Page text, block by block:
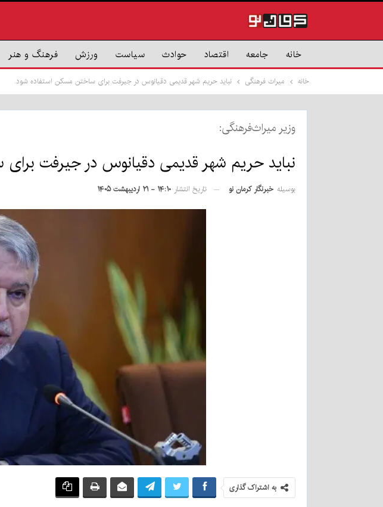
خانه جامعه اقتصاد حوادث سیاست ورزش فرهنگ و هنر
خانه میراث فرهنگی نباید حریم شهر قدیمی دقیانوس در جیرفت برای ساختن مسکن استفاده شود.
وزیر میراث‌فرهنگی:
نباید حریم شهر قدیمی دقیانوس در جیرفت
بوسیله خبرنگار کرمان نو تاریخ انتشار ۱۴:۱۰ - ۲۱ اردیبهشت ۱۴۰۵
به اشتراک گذاری